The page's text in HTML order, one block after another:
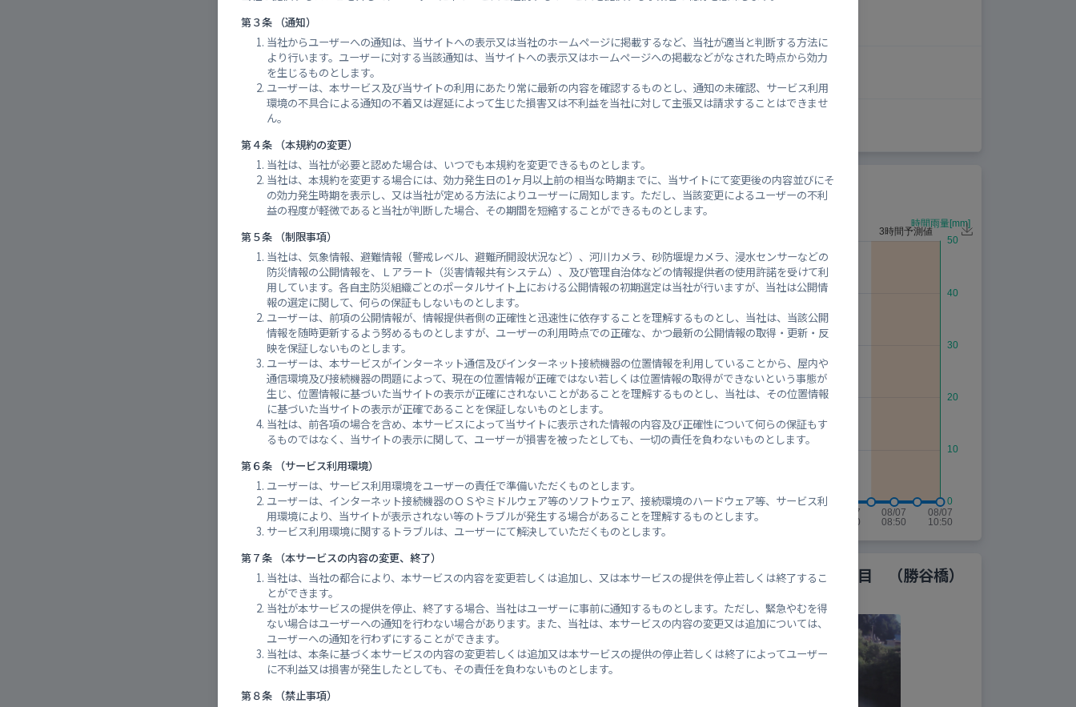
第３条 （通知）
当社からユーザーへの通知は、当サイトへの表示又は当社のホームページに掲載するなど、当社が適当と判断する方法に
より行います。ユーザーに対する当該通知は、当サイトへの表示又はホームページへの掲載などがなされた時点から効力
を生じるものとします。
ユーザーは、本サービス及び当サイトの利用にあたり常に最新の内容を確認するものとし、通知の未確認、サービス利用
環境の不具合による通知の不着又は遅延によって生じた損害又は不利益を当社に対して主張又は請求することはできませ
ん。
第４条 （本規約の変更）
当社は、当社が必要と認めた場合は、いつでも本規約を変更できるものとします。
当社は、本規約を変更する場合には、効力発生日の1ヶ月以上前の相当な時期までに、当サイトにて変更後の内容並びにそ
の効力発生時期を表示し、又は当社が定める方法によりユーザーに周知します。ただし、当該変更によるユーザーの不利
益の程度が軽微であると当社が判断した場合、その期間を短縮することができるものとします。
第５条 （制限事項）
当社は、気象情報、避難情報（警戒レベル、避難所開設状況など）、河川カメラ、砂防堰堤カメラ、浸水センサーなどの
防災情報の公開情報を、Ｌアラート（災害情報共有システム）、及び管理自治体などの情報提供者の使用許諾を受けて利
用しています。各自主防災組織ごとのポータルサイト上における公開情報の初期選定は当社が行いますが、当社は公開情
報の選定に関して、何らの保証もしないものとします。
ユーザーは、前項の公開情報が、情報提供者側の正確性と迅速性に依存することを理解するものとし、当社は、当該公開
情報を随時更新するよう努めるものとしますが、ユーザーの利用時点での正確な、かつ最新の公開情報の取得・更新・反
映を保証しないものとします。
ユーザーは、本サービスがインターネット通信及びインターネット接続機器の位置情報を利用していることから、屋内や
通信環境及び接続機器の問題によって、現在の位置情報が正確ではない若しくは位置情報の取得ができないという事態が
生じ、位置情報に基づいた当サイトの表示が正確にされないことがあることを理解するものとし、当社は、その位置情報
に基づいた当サイトの表示が正確であることを保証しないものとします。
当社は、前各項の場合を含め、本サービスによって当サイトに表示された情報の内容及び正確性について何らの保証もす
るものではなく、当サイトの表示に関して、ユーザーが損害を被ったとしても、一切の責任を負わないものとします。
第６条 （サービス利用環境）
ユーザーは、サービス利用環境をユーザーの責任で準備いただくものとします。
ユーザーは、インターネット接続機器のＯＳやミドルウェア等のソフトウェア、接続環境のハードウェア等、サービス利
用環境により、当サイトが表示されない等のトラブルが発生する場合があることを理解するものとします。
サービス利用環境に関するトラブルは、ユーザーにて解決していただくものとします。
第７条 （本サービスの内容の変更、終了）
当社は、当社の都合により、本サービスの内容を変更若しくは追加し、又は本サービスの提供を停止若しくは終了するこ
とができます。
当社が本サービスの提供を停止、終了する場合、当社はユーザーに事前に通知するものとします。ただし、緊急やむを得
ない場合はユーザーへの通知を行わない場合があります。また、当社は、本サービスの内容の変更又は追加については、
ユーザーへの通知を行わずにすることができます。
当社は、本条に基づく本サービスの内容の変更若しくは追加又は本サービスの提供の停止若しくは終了によってユーザー
に不利益又は損害が発生したとしても、その責任を負わないものとします。
第８条 （禁止事項）
雨量実況 郷曽(東広島市) 観測所
黒瀬川/東広島市西条町馬木 樋ノ詰橋前 黒瀬川/東広島市西条中央4丁目 （勝谷橋）